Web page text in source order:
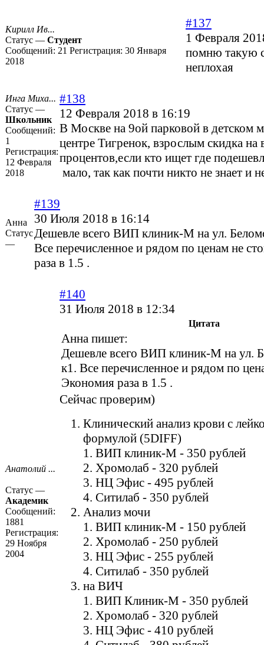
Кирилл Ив...
Статус — Студент
Сообщений: 21 Регистрация: 30 Января
2018
#137
1 Февраля
помню такую
неплохая
Инга Миха...
Статус —
Школьник
Сообщений:
1
Регистрация:
12 Февраля
2018
#138
12 Февраля 2018 в 16:19
В Москве на 9ой парковой в детском
центре Тигренок, взрослым скидка на
процентов,если кто ищет где
мало, так как почти никто не знает и
Анна
Статус
—
#139
30 Июля 2018 в 16:14
Дешевле всего ВИП клиник-М на ул.
Все перечисленное и рядом по ценам не
раза в 1.5 .
Анатолий ...
Статус —
Академик
Сообщений:
1881
Регистрация:
29 Ноября
2004
#140
31 Июля 2018 в 12:34
Цитата
Анна пишет:
Дешевле всего ВИП клиник-М на ул.
к1. Все перечисленное и рядом по
Экономия раза в 1.5 .
Сейчас проверим)
Клинический анализ крови с
формулой (5DIFF)
1. ВИП клиник-М - 350 рублей
2. Хромолаб - 320 рублей
3. НЦ Эфис - 495 рублей
4. Ситилаб - 350 рублей
Анализ мочи
1. ВИП клиник-М - 150 рублей
2. Хромолаб - 250 рублей
3. НЦ Эфис - 255 рублей
4. Ситилаб - 350 рублей
на ВИЧ
1. ВИП Клиник-М - 350 рублей
2. Хромолаб - 320 рублей
3. НЦ Эфис - 410 рублей